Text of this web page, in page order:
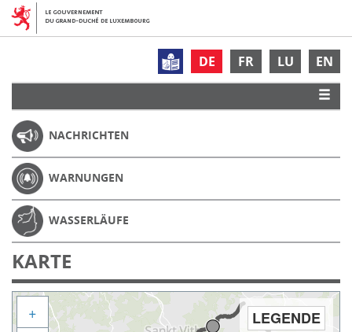
DE FR LU EN
NACHRICHTEN
WARNUNGEN
WASSERLÄUFE
KARTE
LEGENDE
+